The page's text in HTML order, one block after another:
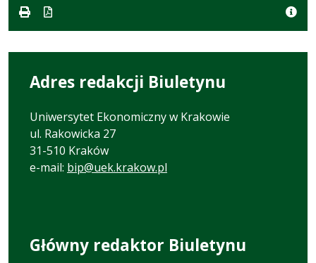
Adres redakcji Biuletynu
Uniwersytet Ekonomiczny w Krakowie
ul. Rakowicka 27
31-510 Kraków
e-mail: bip@uek.krakow.pl
Główny redaktor Biuletynu